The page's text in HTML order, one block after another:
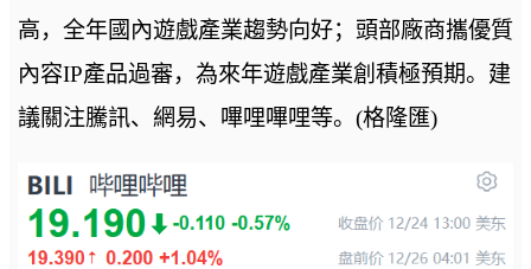
高，全年國內遊戲產業趨勢向好；頭部廠商攜優質
內容IP產品過審，為來年遊戲產業創積極預期。建
議關注騰訊、網易、嗶哩嗶哩等。(格隆匯)